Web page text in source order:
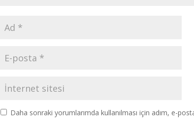
Daha sonraki yorumlarımda kullanılması için adım, e-